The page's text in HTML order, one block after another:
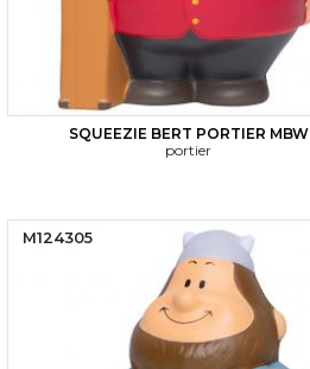
SQUEEZIE BERT PORTIER MBW
portier
M124305